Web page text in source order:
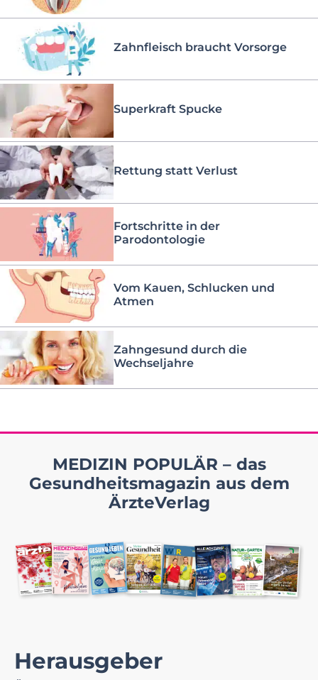
Zahnfleisch braucht Vorsorge
Superkraft Spucke
Rettung statt Verlust
Fortschritte in der
Parodontologie
Vom Kauen, Schlucken und
Atmen
Zahngesund durch die
Wechseljahre
MEDIZIN POPULÄR – das
Gesundheitsmagazin aus dem
ÄrzteVerlag
Herausgeber